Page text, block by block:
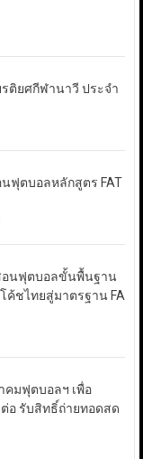
รติยศกีฬานาวี ประจำ
นฟุตบอลหลักสูตร FAT
อนฟุตบอลขั้นพื้นฐาน
โค้ชไทยสู่มาตรฐาน FA
มฟุตบอลฯ เพื่อ
อ รับสิทธิ์ถ่ายทอดสด